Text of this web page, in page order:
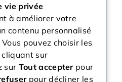
vie privée
à améliorer votre
contenu personnalisé
pouvez choisir les
sur
sur Tout accepterpour
pour décliner les